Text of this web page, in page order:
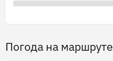
Погода на маршруте